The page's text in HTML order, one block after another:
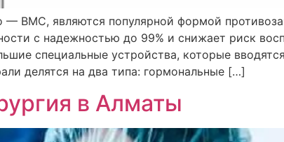
ВМС, являются популярной формой
с надежностью до 99% и снижает риск
специальные устройства, которые
делятся на два типа: гормональные […]
в Алматы